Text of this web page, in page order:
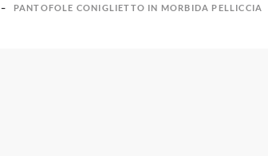
PANTOFOLE CONIGLIETTO IN MORBIDA PELLICCIA